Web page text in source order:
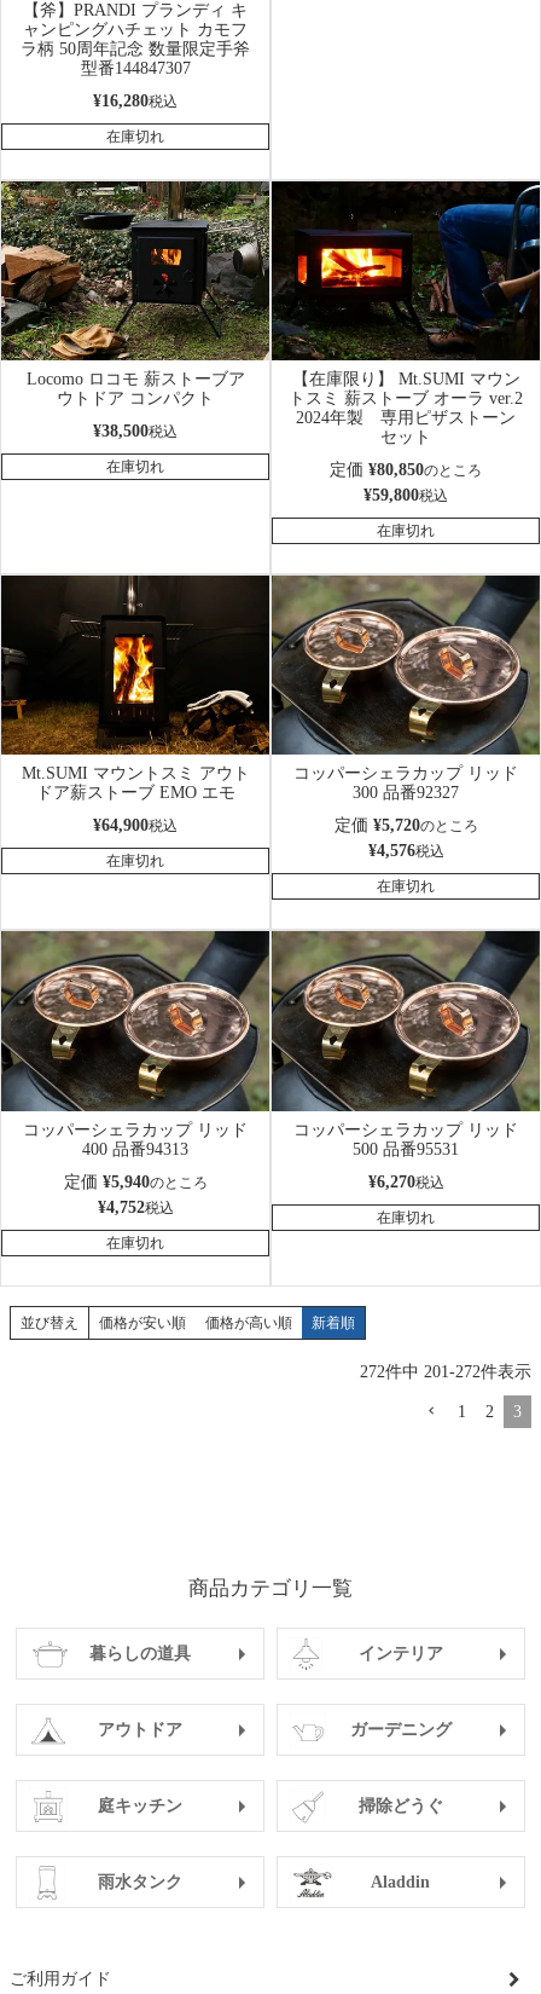
【斧】PRANDI プランディ キ
ャンピングハチェット カモフ
ラ柄 50周年記念 数量限定手斧
型番144847307
¥16,280税込
在庫切れ
Locomo ロコモ 薪ストーブア
ウトドア コンパクト
¥38,500税込
在庫切れ
【在庫限り】 Mt.SUMI マウン
トスミ 薪ストーブ オーラ ver.2
2024年製 専用ピザストーン
セット
定価 ¥80,850のところ
¥59,800税込
在庫切れ
Mt.SUMI マウントスミ アウト
ドア薪ストーブ EMO エモ
¥64,900税込
在庫切れ
コッパーシェラカップ リッド
300 品番92327
定価 ¥5,720のところ
¥4,576税込
在庫切れ
コッパーシェラカップ リッド
400 品番94313
定価 ¥5,940のところ
¥4,752税込
在庫切れ
コッパーシェラカップ リッド
500 品番95531
¥6,270税込
在庫切れ
並び替え 価格が安い順 価格が高い順 新着順
272件中 201-272件表示
1 2 3
商品カテゴリ一覧
暮らしの道具 インテリア
アウトドア ガーデニング
庭キッチン 掃除どうぐ
雨水タンク Aladdin
ご利用ガイド